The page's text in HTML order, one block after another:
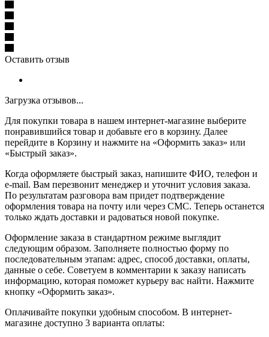
Оставить отзыв
Загрузка отзывов...
Для покупки товара в нашем интернет-магазине выберите
понравившийся товар и добавьте его в корзину. Далее
перейдите в Корзину и нажмите на «Оформить заказ» или
«Быстрый заказ».
Когда оформляете быстрый заказ, напишите ФИО, телефон и
e-mail. Вам перезвонит менеджер и уточнит условия заказа.
По результатам разговора вам придет подтверждение
оформления товара на почту или через СМС. Теперь останется
только ждать доставки и радоваться новой покупке.
Оформление заказа в стандартном режиме выглядит
следующим образом. Заполняете полностью форму по
последовательным этапам: адрес, способ доставки, оплаты,
данные о себе. Советуем в комментарии к заказу написать
информацию, которая поможет курьеру вас найти. Нажмите
кнопку «Оформить заказ».
Оплачивайте покупки удобным способом. В интернет-
магазине доступно 3 варианта оплаты: